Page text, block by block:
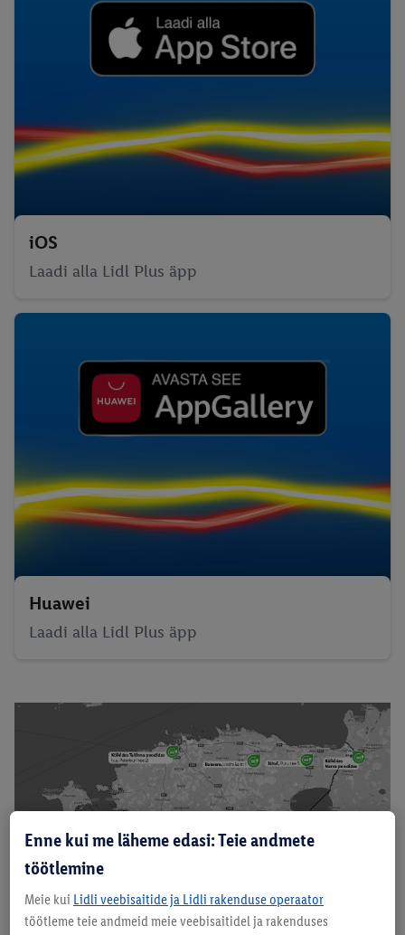
iOS
Laadi alla Lidl Plus äpp
Huawei
Laadi alla Lidl Plus äpp
Enne kui me läheme edasi: Teie andmete
töötlemine
Meie kui Lidli veebisaitide ja Lidli rakenduse operaator
töötleme teie andmeid meie veebisaitidel ja rakenduses